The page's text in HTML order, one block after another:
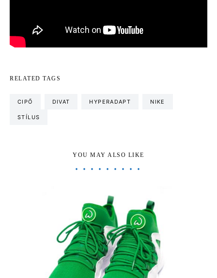
RELATED TAGS
CIPŐ DIVAT HYPERADAPT NIKE
STÍLUS
YOU MAY ALSO LIKE